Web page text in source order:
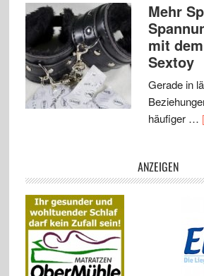
Mehr
mit
Sextoy
Gerade in
häufiger …
ANZEIGEN